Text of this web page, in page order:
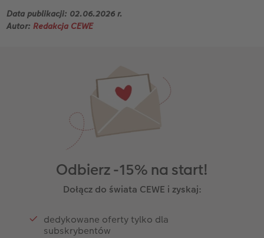
Data publikacji: 02.06.2026 r.
Autor:Redakcja CEWE
Odbierz -15% na start!
Dołącz do świata CEWE i zyskaj:
dedykowane oferty tylko dla
subskrybentów